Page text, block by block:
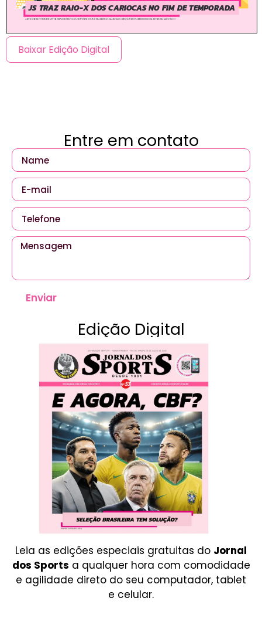
Baixar Edição Digital
Entre em contato
Enviar
Edição Digital
Leia as edições especiais gratuitas do Jornal
dos Sports a qualquer hora com comodidade
e agilidade direto do seu computador, tablet
e celular.